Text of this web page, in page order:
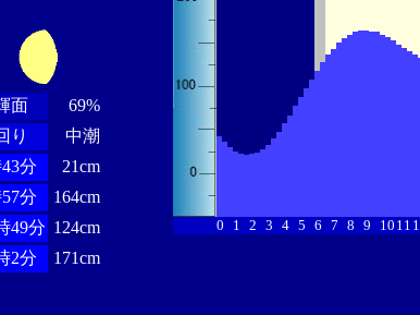
面
69%
り
中潮
分
21cm
分
164cm
49分 124cm
2分
171cm
0 1 2 3 4 5 6 7 8 9 10 11